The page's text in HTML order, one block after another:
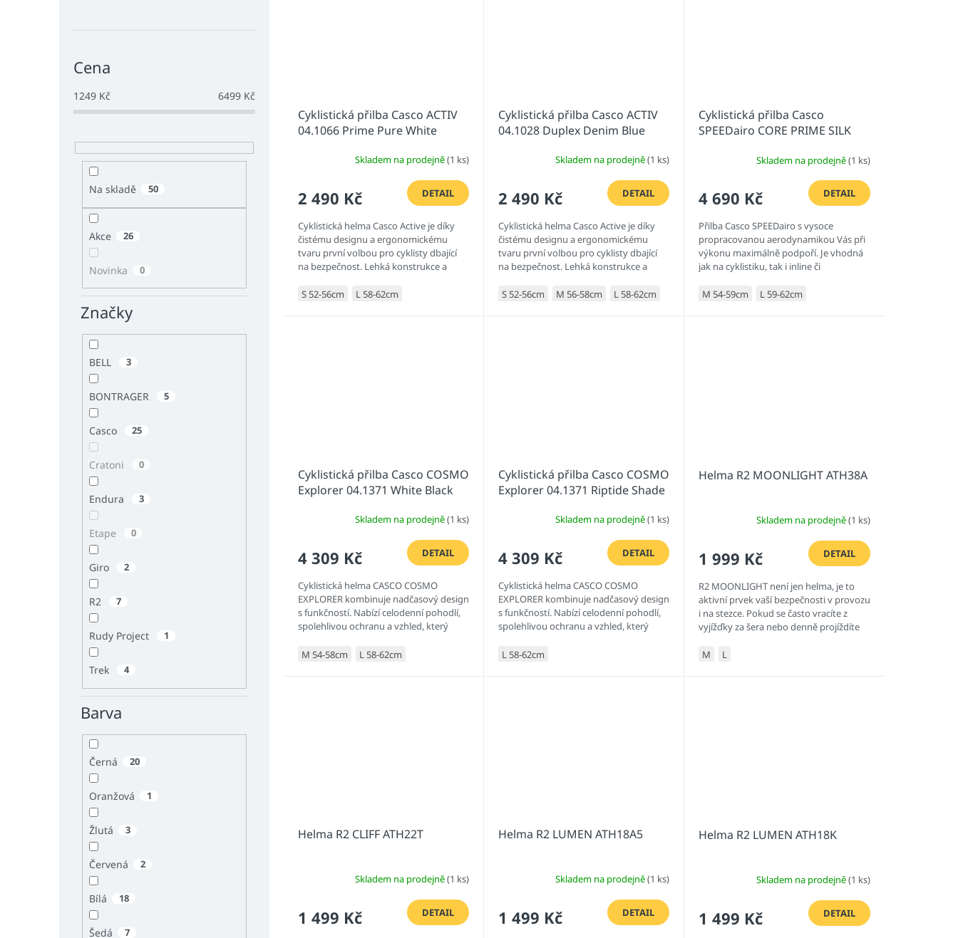
Cena
1249 Kč 6499 Kč
Na skladě 50
Akce 26
Novinka 0
Značky
BELL 3
BONTRAGER 5
Casco 25
Cratoni 0
Endura 3
Etape 0
Giro 2
R2 7
Rudy Project 1
Trek 4
Barva
Černá 20
Oranžová 1
Žlutá 3
Červená 2
Bílá 18
Šedá 7
Cyklistická přilba Casco ACTIV
04.1066 Prime Pure White
Skladem na prodejně(1 ks)
2 490 Kč DETAIL
Cyklistická helma Casco Active je díky
čistému designu a ergonomickému
tvaru první volbou pro cyklisty dbající
na bezpečnost. Lehká konstrukce a
S 52-56cm
L 58-62cm
Cyklistická přilba Casco ACTIV
04.1028 Duplex Denim Blue
Skladem na prodejně(1 ks)
2 490 Kč DETAIL
Cyklistická helma Casco Active je díky
čistému designu a ergonomickému
tvaru první volbou pro cyklisty dbající
na bezpečnost. Lehká konstrukce a
S 52-56cm
M 56-58cm L 58-62cm
Cyklistická přilba Casco
SPEEDairo CORE PRIME SILK
Skladem na prodejně(1 ks)
4 690 Kč DETAIL
Přilba Casco SPEEDairo s vysoce
propracovanou aerodynamikou Vás při
výkonu maximálně podpoří. Je vhodná
jak na cyklistiku, tak i inline či
M 54-59cm
L 59-62cm
Cyklistická přilba Casco COSMO
Explorer 04.1371 White Black
Skladem na prodejně(1 ks)
4 309 Kč DETAIL
Cyklistická helma CASCO COSMO
EXPLORER kombinuje nadčasový design
s funkčností. Nabízí celodenní pohodlí,
spolehlivou ochranu a vzhled, který
M 54-58cm
L 58-62cm
Cyklistická přilba Casco COSMO
Explorer 04.1371 Riptide Shade
Skladem na prodejně(1 ks)
4 309 Kč DETAIL
Cyklistická helma CASCO COSMO
EXPLORER kombinuje nadčasový design
s funkčností. Nabízí celodenní pohodlí,
spolehlivou ochranu a vzhled, který
L 58-62cm
Helma R2 MOONLIGHT ATH38A
Skladem na prodejně(1 ks)
1 999 Kč DETAIL
R2 MOONLIGHT není jen helma, je to
aktivní prvek vaší bezpečnosti v provozu
i na stezce. Pokud se často vracíte z
vyjížďky za šera nebo denně projíždíte
M
L
Helma R2 CLIFF ATH22T
Skladem na prodejně(1 ks)
1 499 Kč DETAIL
Helma R2 LUMEN ATH18A5
Skladem na prodejně(1 ks)
1 499 Kč DETAIL
Helma R2 LUMEN ATH18K
Skladem na prodejně(1 ks)
1 499 Kč DETAIL